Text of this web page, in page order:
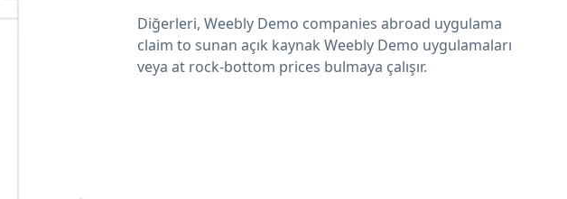
Diğerleri, Weebly Demo companies abroad uygulama
claim to sunan açık kaynak Weebly Demo uygulamaları
veya at rock-bottom prices bulmaya çalışır.